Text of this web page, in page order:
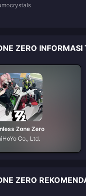
ZERO INFORMASI
Zone Zero
Co., Ltd.
ZERO